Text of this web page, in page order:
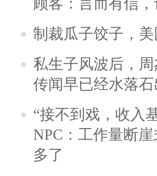
顾客：言而有信
制裁瓜子饺子，
私生子风波后，
传闻早已经水落石
“接不到戏，收入
NPC：工作量断
多了